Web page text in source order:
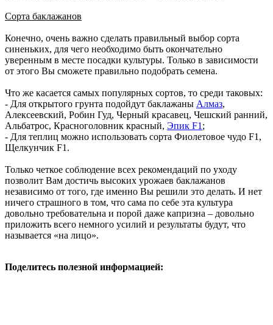
Сорта баклажанов
Конечно, очень важно сделать правильный выбор сорта
синеньких, для чего необходимо быть окончательно
уверенным в месте посадки культуры. Только в зависимости
от этого Вы сможете правильно подобрать семена.
Что же касается самых популярных сортов, то среди таковых:
- Для открытого грунта подойдут баклажаны Алмаз,
Алексеевский, Робин Гуд, Черный красавец, Чешский ранний,
Альбатрос, Красноголовник красный, Эпик F1 ;
- Для теплиц можно использовать сорта Фиолетовое чудо F1,
Щелкунчик F1.
Только четкое соблюдение всех рекомендаций по уходу
позволит Вам достичь высоких урожаев баклажанов
независимо от того, где именно Вы решили это делать. И нет
ничего страшного в том, что сама по себе эта культура
довольно требовательна и порой даже капризна – довольно
приложить всего немного усилий и результаты будут, что
называется «на лицо».
Поделитесь полезной информацией: